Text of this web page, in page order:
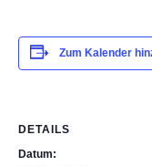
Zum Kalender
DETAILS
Datum: